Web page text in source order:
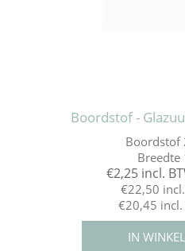
Boordstof -
Boordstof
Breedte
€2,25 incl.
€22,50
€20,45 incl.